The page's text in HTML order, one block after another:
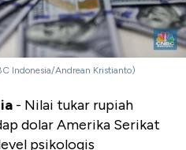
Indonesia/Andrean Kristianto)
- Nilai tukar rupiah
dolar Amerika Serikat
psikologis